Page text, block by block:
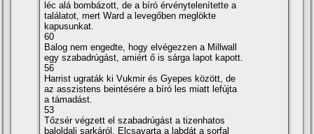
léc alá bombázott, de a bí­ró érvénytelení­tette a
találatot, mert Ward a levegőben meglökte
kapusunkat.
60
Balog nem engedte, hogy elvégezzen a Millwall
egy szabadrúgást, amiért ő is sárga lapot kapott.
56
Harrist ugraták ki Vukmir és Gyepes között, de
az asszistens beintésére a bí­ró les miatt lefújta
a támadást.
53
Tőzsér végzett el szabadrúgást a tizenhatos
baloldali sarkáról. Elcsavarta a labdát a sorfal